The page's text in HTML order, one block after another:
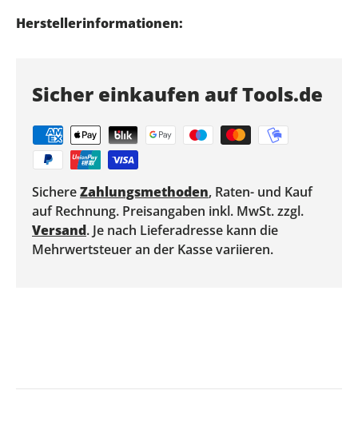
Herstellerinformationen:
Sicher einkaufen auf Tools.de
SichereZahlungsmethoden, Raten- und Kauf
auf Rechnung. Preisangaben inkl. MwSt. zzgl.
Versand. Je nach Lieferadresse kann die
Mehrwertsteuer an der Kasse variieren.